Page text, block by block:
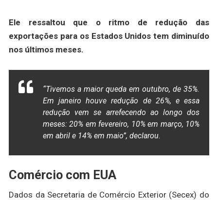
Ele ressaltou que o ritmo de redução das
exportações para os Estados Unidos tem diminuído
nos últimos meses.
“Tivemos a maior queda em outubro, de 35%.
Em janeiro houve redução de 26%, e essa
redução vem se arrefecendo ao longo dos
meses: 20% em fevereiro, 10% em março, 10%
em abril e 14% em maio”, declarou.
Comércio com EUA
Dados da Secretaria de Comércio Exterior (Secex) do